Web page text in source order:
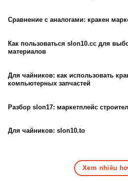
Сравнение с аналогами: кракен
Как пользоваться slon10.cc для
материалов
Для чайников: как использовать
компьютерных запчастей
Разбор slon17: маркетплейс
Для чайников: slon10.to
Xem nhiều